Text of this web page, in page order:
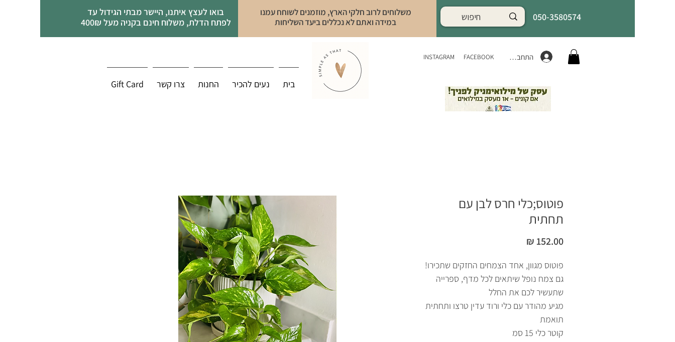
בואו לעצץ איתנו, היישר מבתי הגידול עד
לפתח הדלת, משלוח חינם בקניה מעל 400₪
משלוחים לרוב חלקי הארץ, מוזמנים לשוחח עמנו
במידה ואתם לא נכללים ביעד השליחות
050-3580574
בית נעים להכיר החנות צרו קשר Gift Card
INSTAGRAM FACEBOOK התחברות
פוטוס;כלי חרס לבן עם
תחתית
קוטר כלי 15 סמ